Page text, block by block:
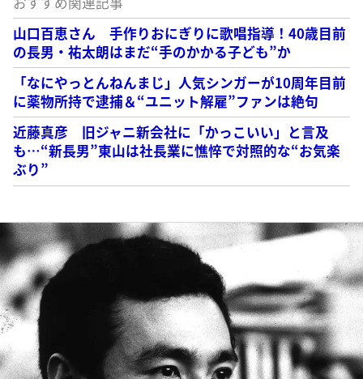
山口百恵さん 手作りおにぎりに歌唱指導！40歳目前
の長男・祐太朗はまだ“手のかかる子ども”か
「なにやっとんねんまじ」人気シンガーが10周年目前
に薬物所持で逮捕＆“ユニット解雇”ファンは絶句
近藤真彦 旧ジャニ新会社に「かっこいい」と言及
も…“新長男”東山は社長業に憔悴で対照的な“お気楽
ぶり”